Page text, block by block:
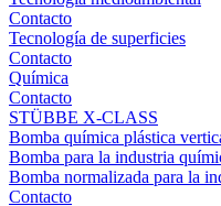
Contacto
Tecnología de superficies
Contacto
Química
Contacto
STÜBBE X-CLASS
Bomba química plástica
Bomba para la industria
Bomba normalizada para la
Contacto